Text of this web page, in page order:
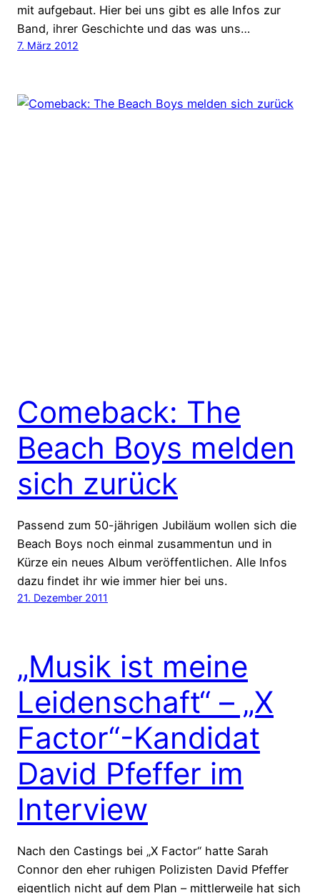
mit aufgebaut. Hier bei uns gibt es alle Infos zur
Band, ihrer Geschichte und das was uns…
7. März 2012
Comeback: The
Beach Boys melden
sich zurück
Passend zum 50-jährigen Jubiläum wollen sich die
Beach Boys noch einmal zusammentun und in
Kürze ein neues Album veröffentlichen. Alle Infos
dazu findet ihr wie immer hier bei uns.
21. Dezember 2011
„Musik ist meine
Leidenschaft“ – „X
Factor“-Kandidat
David Pfeffer im
Interview
Nach den Castings bei „X Factor“ hatte Sarah
Connor den eher ruhigen Polizisten David Pfeffer
eigentlich nicht auf dem Plan – mittlerweile hat sich